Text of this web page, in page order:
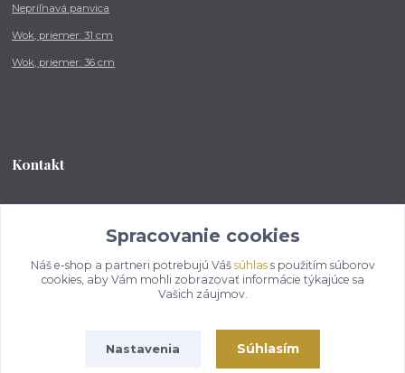
Nepriľnavá panvica
Wok, priemer: 31 cm
Wok, priemer: 36 cm
Kontakt
od 8:00 - do 16:00 hod
info@kotlikovesupravy.sk
Spracovanie cookies
Náš e-shop a partneri potrebujú Váš súhlass použitím súborov
cookies, aby Vám mohli zobrazovať informácie týkajúce sa
Vašich záujmov.
Nastavenia Súhlasím